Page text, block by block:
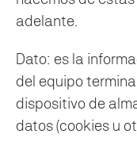
adelante.
Dato: es la
del equipo
dispositivo de
datos (cookies u